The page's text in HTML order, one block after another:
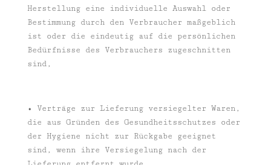
Herstellung eine individuelle Auswahl oder
Bestimmung durch den Verbraucher maßgeblich
ist oder die eindeutig auf die persönlichen
Bedürfnisse des Verbrauchers zugeschnitten
sind,
• Verträge zur Lieferung versiegelter Waren,
die aus Gründen des Gesundheitsschutzes oder
der Hygiene nicht zur Rückgabe geeignet
sind, wenn ihre Versiegelung nach der